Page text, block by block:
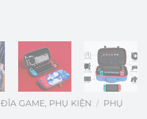
GAME, PHỤ KIỆN / PHỤ